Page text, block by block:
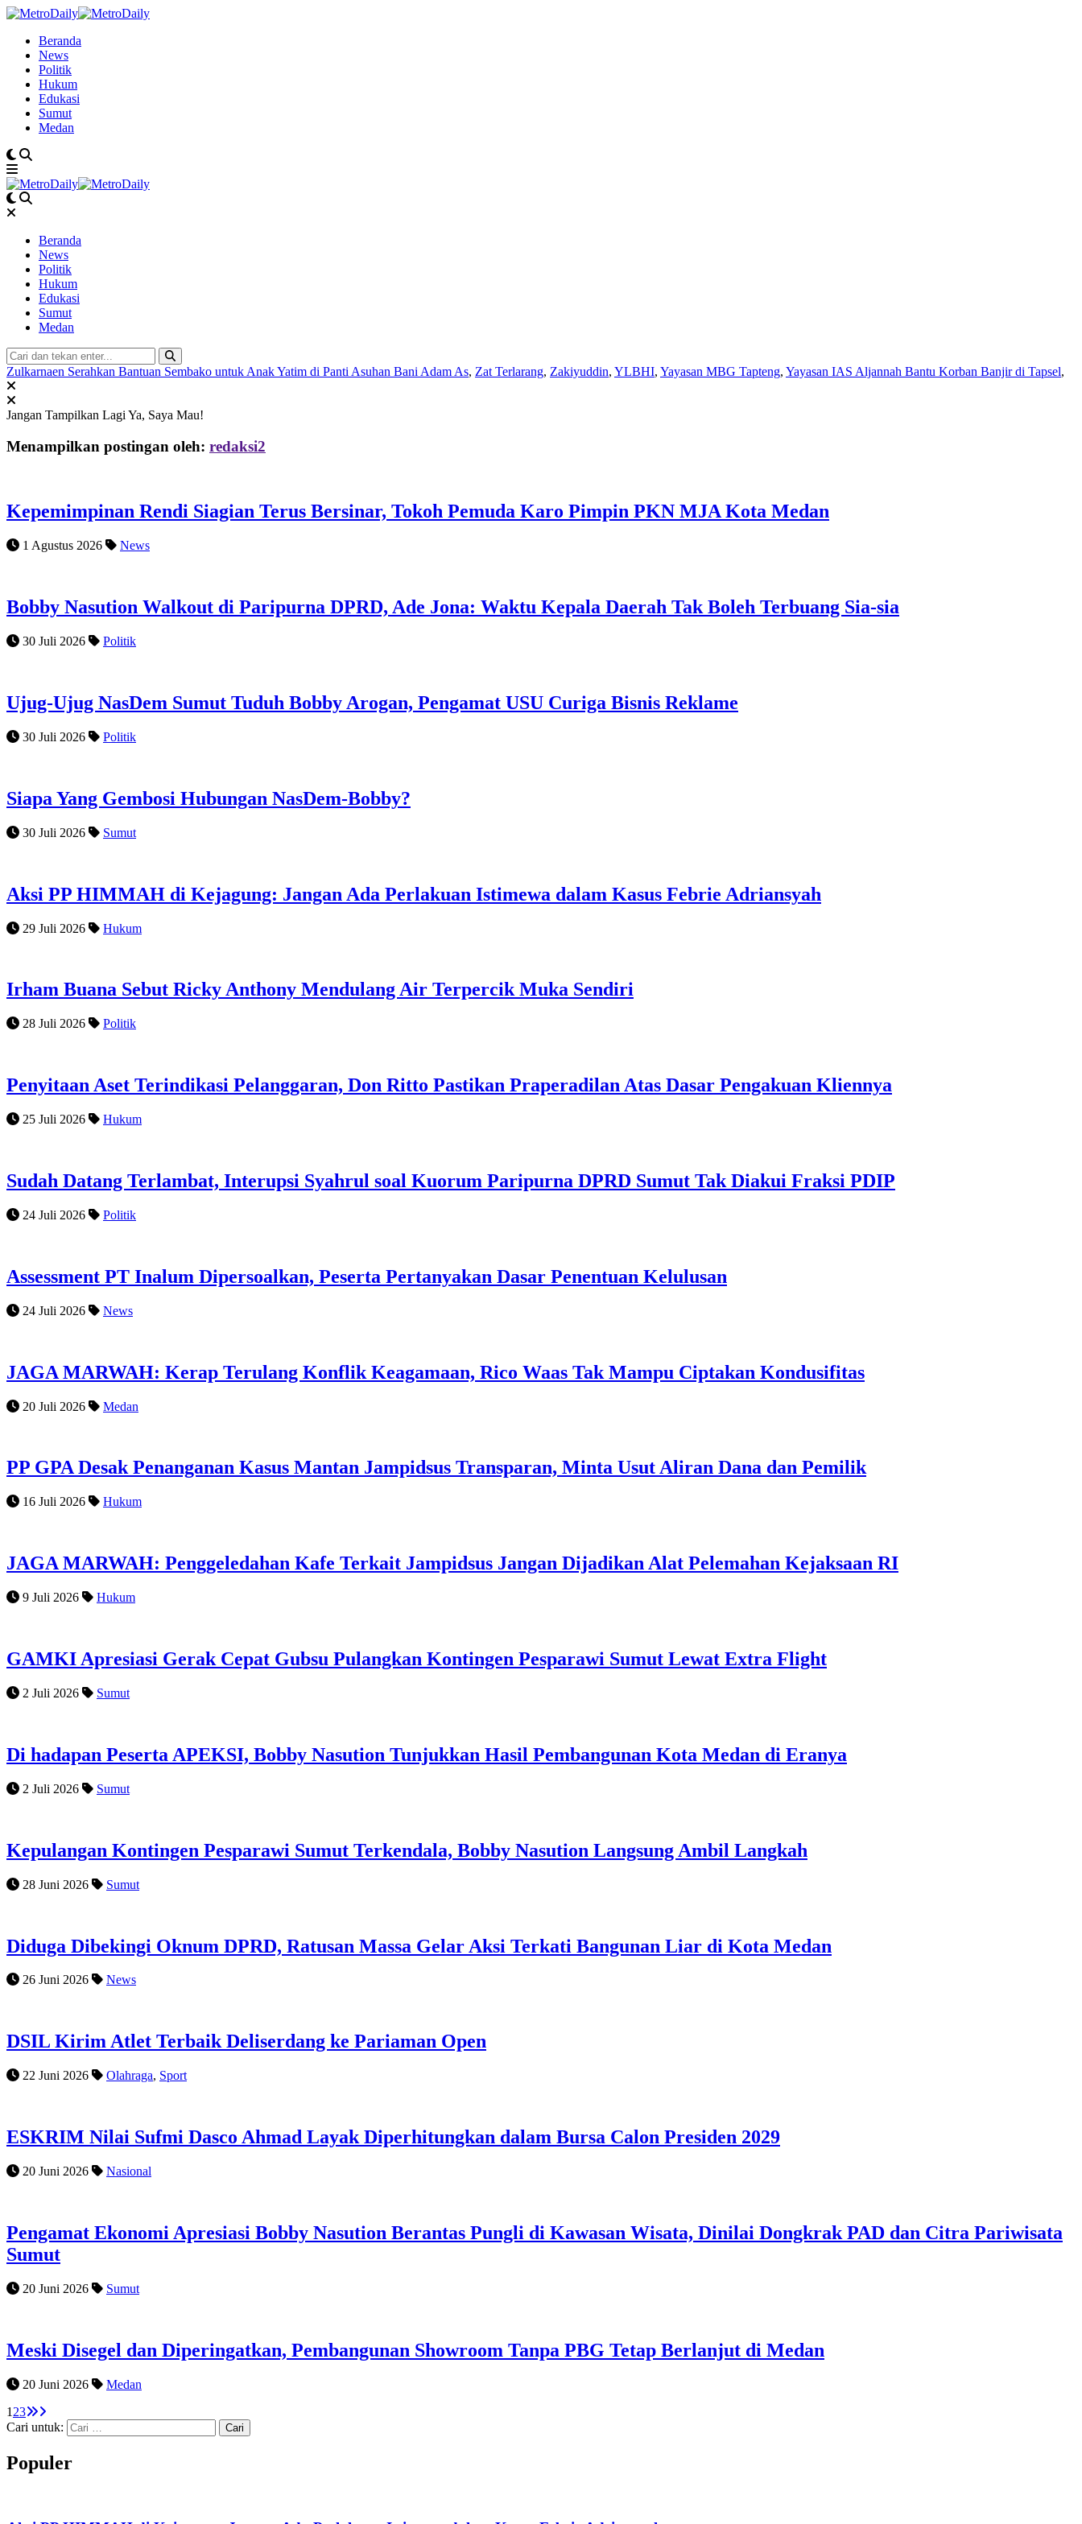
Beranda
News
Politik
Hukum
Edukasi
Sumut
Medan
Beranda
News
Politik
Hukum
Edukasi
Sumut
Medan
Zulkarnaen Serahkan Bantuan Sembako untuk Anak Yatim di Panti Asuhan Bani Adam As, Zat Terlarang, Zakiyuddin, YLBHI, Yayasan MBG Tapteng, Yayasan IAS Aljannah Bantu Korban Banjir di Tapsel,
Jangan Tampilkan Lagi Ya, Saya Mau!
Menampilkan postingan oleh: redaksi2
Kepemimpinan Rendi Siagian Terus Bersinar, Tokoh Pemuda Karo Pimpin PKN MJA Kota Medan
1 Agustus 2026 News
Bobby Nasution Walkout di Paripurna DPRD, Ade Jona: Waktu Kepala Daerah Tak Boleh Terbuang Sia-sia
30 Juli 2026 Politik
Ujug-Ujug NasDem Sumut Tuduh Bobby Arogan, Pengamat USU Curiga Bisnis Reklame
30 Juli 2026 Politik
Siapa Yang Gembosi Hubungan NasDem-Bobby?
30 Juli 2026 Sumut
Aksi PP HIMMAH di Kejagung: Jangan Ada Perlakuan Istimewa dalam Kasus Febrie Adriansyah
29 Juli 2026 Hukum
Irham Buana Sebut Ricky Anthony Mendulang Air Terpercik Muka Sendiri
28 Juli 2026 Politik
Penyitaan Aset Terindikasi Pelanggaran, Don Ritto Pastikan Praperadilan Atas Dasar Pengakuan Kliennya
25 Juli 2026 Hukum
Sudah Datang Terlambat, Interupsi Syahrul soal Kuorum Paripurna DPRD Sumut Tak Diakui Fraksi PDIP
24 Juli 2026 Politik
Assessment PT Inalum Dipersoalkan, Peserta Pertanyakan Dasar Penentuan Kelulusan
24 Juli 2026 News
JAGA MARWAH: Kerap Terulang Konflik Keagamaan, Rico Waas Tak Mampu Ciptakan Kondusifitas
20 Juli 2026 Medan
PP GPA Desak Penanganan Kasus Mantan Jampidsus Transparan, Minta Usut Aliran Dana dan Pemilik
16 Juli 2026 Hukum
JAGA MARWAH: Penggeledahan Kafe Terkait Jampidsus Jangan Dijadikan Alat Pelemahan Kejaksaan RI
9 Juli 2026 Hukum
GAMKI Apresiasi Gerak Cepat Gubsu Pulangkan Kontingen Pesparawi Sumut Lewat Extra Flight
2 Juli 2026 Sumut
Di hadapan Peserta APEKSI, Bobby Nasution Tunjukkan Hasil Pembangunan Kota Medan di Eranya
2 Juli 2026 Sumut
Kepulangan Kontingen Pesparawi Sumut Terkendala, Bobby Nasution Langsung Ambil Langkah
28 Juni 2026 Sumut
Diduga Dibekingi Oknum DPRD, Ratusan Massa Gelar Aksi Terkati Bangunan Liar di Kota Medan
26 Juni 2026 News
DSIL Kirim Atlet Terbaik Deliserdang ke Pariaman Open
22 Juni 2026 Olahraga, Sport
ESKRIM Nilai Sufmi Dasco Ahmad Layak Diperhitungkan dalam Bursa Calon Presiden 2029
20 Juni 2026 Nasional
Pengamat Ekonomi Apresiasi Bobby Nasution Berantas Pungli di Kawasan Wisata, Dinilai Dongkrak PAD dan Citra Pariwisata
Sumut
20 Juni 2026 Sumut
Meski Disegel dan Diperingatkan, Pembangunan Showroom Tanpa PBG Tetap Berlanjut di Medan
20 Juni 2026
Medan
1 23
Cari untuk:
Populer